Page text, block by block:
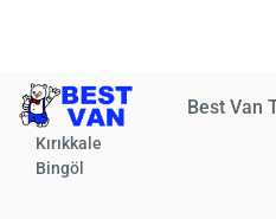
Best Van
Kırıkkale
Bingöl